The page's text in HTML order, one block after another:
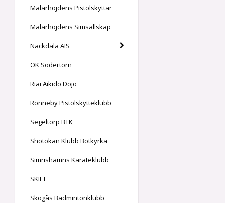
Mälarhöjdens Pistolskyttar
Mälarhöjdens Simsällskap
Nackdala AIS
OK Södertörn
Riai Aikido Dojo
Ronneby Pistolskytteklubb
Segeltorp BTK
Shotokan Klubb Botkyrka
Simrishamns Karateklubb
SKIFT
Skogås Badmintonklubb